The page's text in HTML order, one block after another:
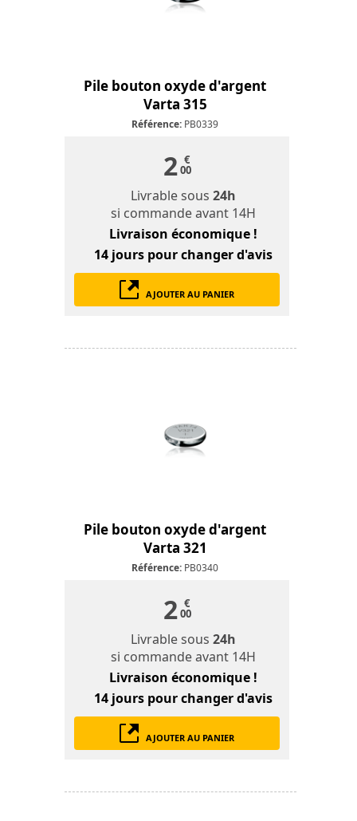
Pile bouton oxyde d'argent
Varta 315
Référence: PB0339
2 €
00
Livrable sous24h
si commande avant 14H
Livraison économique !
14 jours pour changer d'avis
AJOUTER AU PANIER
Pile bouton oxyde d'argent
Varta 321
Référence: PB0340
2 €
00
Livrable sous24h
si commande avant 14H
Livraison économique !
14 jours pour changer d'avis
AJOUTER AU PANIER